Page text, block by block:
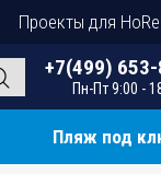
Проекты для
+7(499)
Пн-Пт 9:00 -
Пляж под